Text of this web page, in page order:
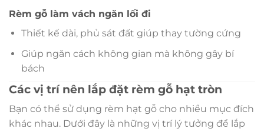
Rèm gỗ làm vách ngăn lối đi
Thiết kế dài, phủ sát đất giúp thay tường cứng
Giúp ngăn cách không gian mà không gây bí
bách
Các vị trí nên lắp đặt rèm gỗ hạt tròn
Bạn có thể sử dụng rèm hạt gỗ cho nhiều mục đích
khác nhau. Dưới đây là những vị trí lý tưởng để lắp